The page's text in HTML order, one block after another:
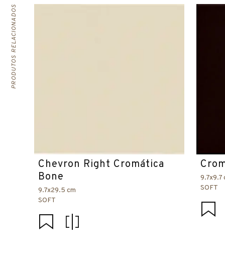
PRODUTOS RELACIONADOS
Chevron Right Cromática
Bone
9.7x29.5 cm
SOFT
9.7x9.7
SOFT